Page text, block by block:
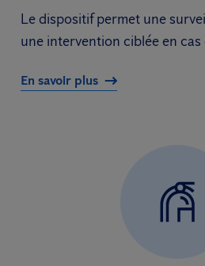
Le dispositif permet une
une intervention ciblée en cas
En savoir plus